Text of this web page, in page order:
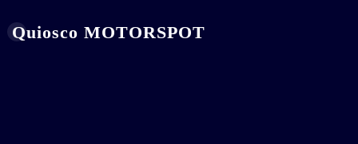
Quiosco MOTORSPOT